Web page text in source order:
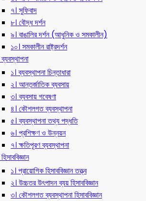
৭। সুফিবাদ
৮। বৌদ্ধ দর্শন
৯। বাঙালির দর্শন (আধুনিক ও সমকালীন)
১০। সমকালীন রাষ্ট্রদর্শন
১। ব্যবস্থাপনা চিন্তাধারা
২। আন্তর্জাতিক ব্যবসায়
৩। ব্যবসায় গবেষণা
৪। কৌশলগত ব্যবস্থাপনা
৫। ব্যবস্থাপনা তথ্য পদ্ধতি
৬। প্রশিক্ষণ ও উন্নয়ন
৭। ক্ষতিপূরণ ব্যবস্থাপনা
১। প্রায়োগিক হিসাববিজ্ঞান তত্ত্ব
২। উচ্চতর উৎপাদন ব্যয় হিসাববিজ্ঞান
৩। কৌশলগত ব্যবস্থাপনা হিসাববিজ্ঞান